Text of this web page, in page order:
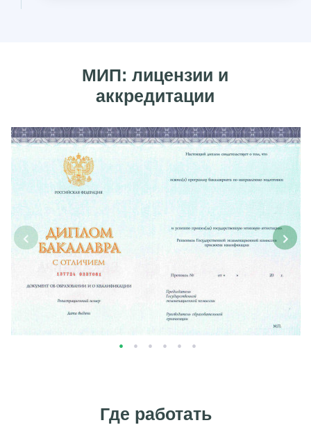
МИП: лицензии и
аккредитации
‹ ›
Где работать